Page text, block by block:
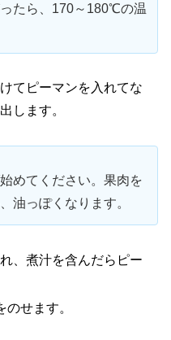
たら、170～180℃の温
てピーマンを入れてな
します。
めてください。果肉を
油っぽくなります。
、煮汁を含んだらピー
せます。